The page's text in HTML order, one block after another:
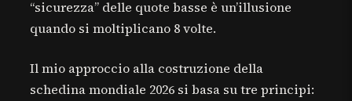
“sicurezza” delle quote basse è un’illusione
quando si moltiplicano 8 volte.
Il mio approccio alla costruzione della
schedina mondiale 2026 si basa su tre principi: